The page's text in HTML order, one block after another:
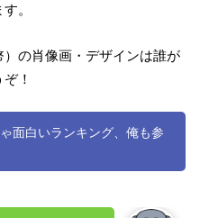
。
の肖像画・デザインは誰が
！
面白いランキング、俺も参